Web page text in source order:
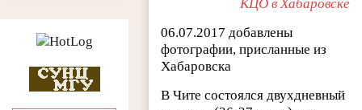
КЦО в Хабаровске
06.07.2017 добавлены
фотографии, присланные из
Хабаровска
В Чите состоялся двухдневный